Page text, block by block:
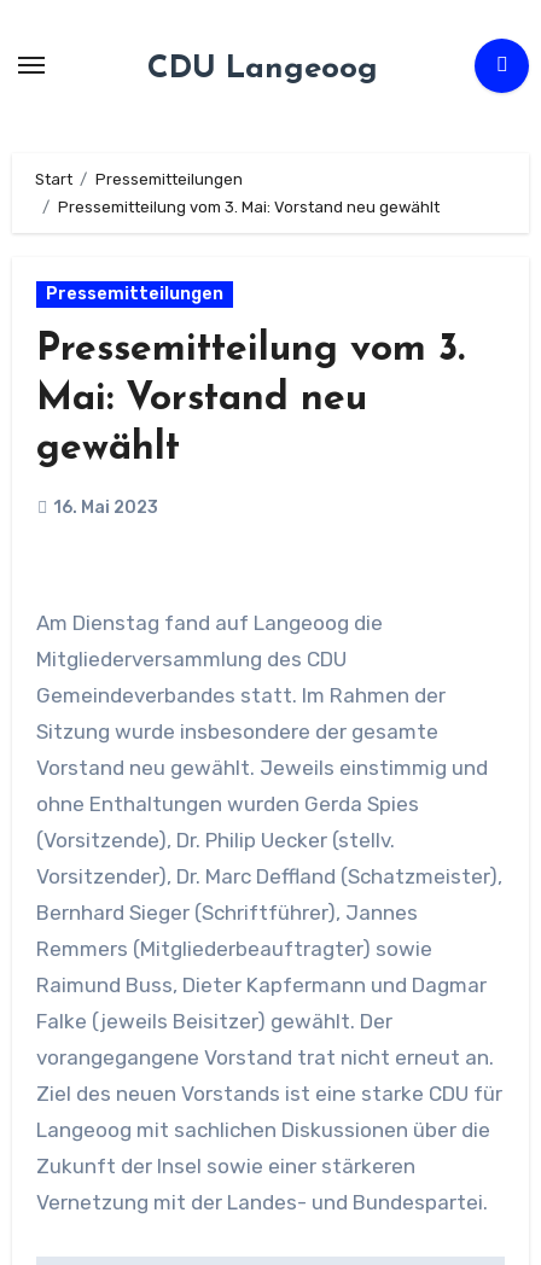
CDU Langeoog
Start
Pressemitteilungen
Pressemitteilung vom 3. Mai: Vorstand neu gewählt
Pressemitteilungen
Pressemitteilung vom 3.
Mai: Vorstand neu
gewählt
16. Mai 2023
Am Dienstag fand auf Langeoog die
Mitgliederversammlung des CDU
Gemeindeverbandes statt. Im Rahmen der
Sitzung wurde insbesondere der gesamte
Vorstand neu gewählt. Jeweils einstimmig und
ohne Enthaltungen wurden Gerda Spies
(Vorsitzende), Dr. Philip Uecker (stellv.
Vorsitzender), Dr. Marc Deffland (Schatzmeister),
Bernhard Sieger (Schriftführer), Jannes
Remmers (Mitgliederbeauftragter) sowie
Raimund Buss, Dieter Kapfermann und Dagmar
Falke (jeweils Beisitzer) gewählt. Der
vorangegangene Vorstand trat nicht erneut an.
Ziel des neuen Vorstands ist eine starke CDU für
Langeoog mit sachlichen Diskussionen über die
Zukunft der Insel sowie einer stärkeren
Vernetzung mit der Landes- und Bundespartei.